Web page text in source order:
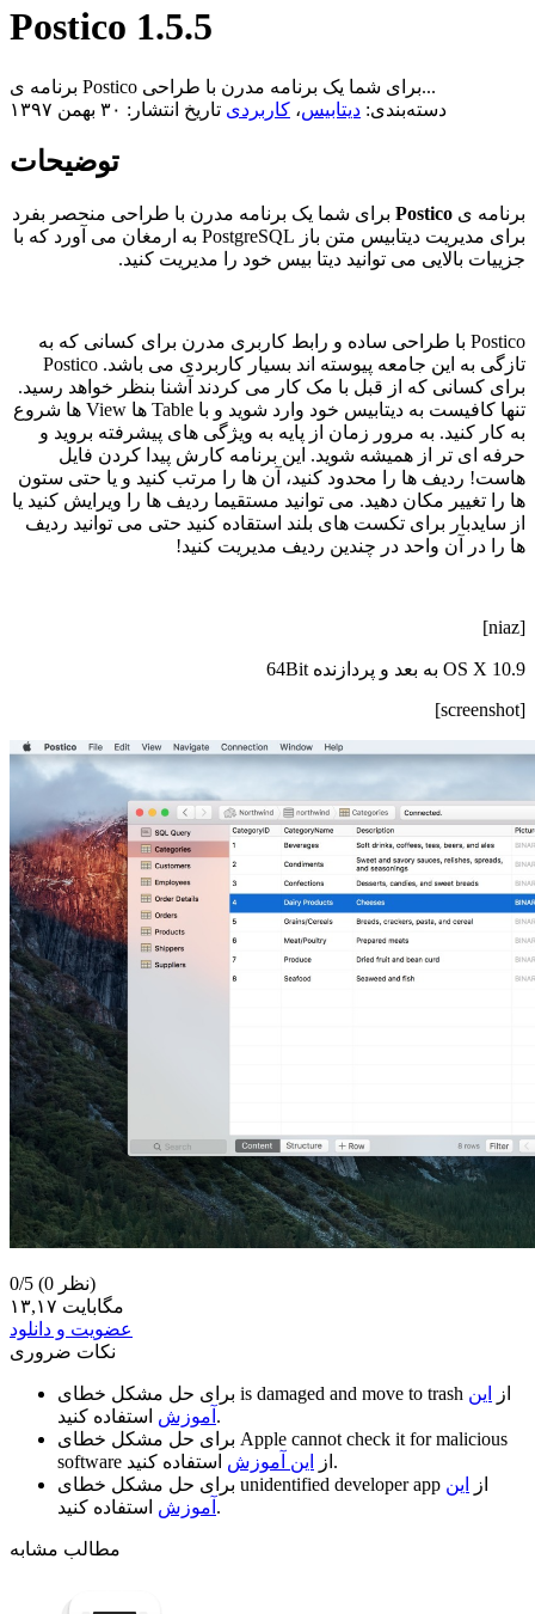
Postico 1.5.5
برنامه ی Postico برای شما یک برنامه مدرن با طراحی...
دسته‌بندی: دیتابیس، کاربردی تاریخ انتشار: ۳۰ بهمن ۱۳۹۷
توضیحات
برنامه ی Postico برای شما یک برنامه مدرن با طراحی منحصر بفرد
برای مدیریت دیتابیس متن باز PostgreSQL به ارمغان می آورد که با
جزییات بالایی می توانید دیتا بیس خود را مدیریت کنید.
Postico با طراحی ساده و رابط کاربری مدرن برای کسانی که به
تازگی به این جامعه پیوسته اند بسیار کاربردی می باشد. Postico
برای کسانی که از قبل با مک کار می کردند آشنا بنظر خواهد رسید.
تنها کافیست به دیتابیس خود وارد شوید و با Table ها View ها شروع
به کار کنید. به مرور زمان از پایه به ویژگی های پیشرفته بروید و
حرفه ای تر از همیشه شوید. این برنامه کارش پیدا کردن فایل
هاست! ردیف ها را محدود کنید، آن ها را مرتب کنید و یا حتی ستون
ها را تغییر مکان دهید. می توانید مستقیما ردیف ها را ویرایش کنید یا
از سایدبار برای تکست های بلند استقاده کنید حتی می توانید ردیف
ها را در آن واحد در چندین ردیف مدیریت کنید!
[niaz]
OS X 10.9 به بعد و پردازنده 64Bit
[screenshot]
0/5
(0 نظر)
۱۳,۱۷ مگابایت
عضویت و دانلود
نکات ضروری
is damaged and move to trash از
این
آموزش استفاده کنید.
Apple cannot check it for malicious
software
از این آموزش
استفاده کنید.
unidentified developer app از
این
آموزش استفاده کنید.
مطالب مشابه